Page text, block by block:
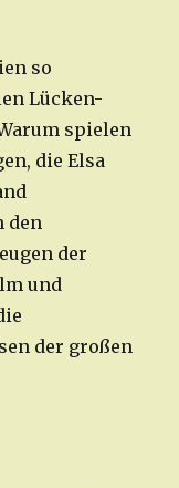
so
Lücken-
spielen
die Elsa
den
der
und
der großen